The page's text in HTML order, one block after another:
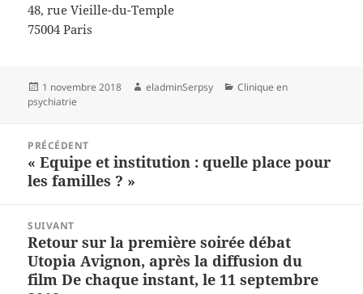
48, rue Vieille-du-Temple
75004 Paris
Publié
le
1 novembre 2018 Auteur
eladminSerpsy Catégories
Clinique en
psychiatrie
l’article
PRÉCÉDENT
Article
précédent :
« Equipe et institution : quelle place pour
les familles ? »
SUIVANT
Article
suivant :
Retour sur la première soirée débat
Utopia Avignon, après la diffusion du
film De chaque instant, le 11 septembre